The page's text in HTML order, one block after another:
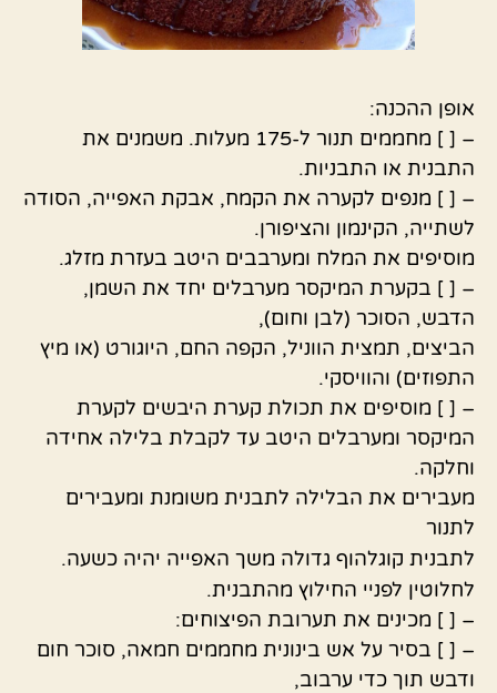
אופן ההכנה:
– [ ] מחממים תנור ל-175 מעלות. משמנים את
התבנית או התבניות.
– [ ] מנפים לקערה את הקמח, אבקת האפייה, הסודה
לשתייה, הקינמון והציפורן.
מוסיפים את המלח ומערבבים היטב בעזרת מזלג.
– [ ] בקערת המיקסר מערבלים יחד את השמן,
הדבש, הסוכר (לבן וחום),
הביצים, תמצית הווניל, הקפה החם, היוגורט (או מיץ
התפוזים) והוויסקי.
– [ ] מוסיפים את תכולת קערת היבשים לקערת
המיקסר ומערבלים היטב עד לקבלת בלילה אחידה
וחלקה.
מעבירים את הבלילה לתבנית משומנת ומעבירים
לתנור
לתבנית קוגלהוף גדולה משך האפייה יהיה כשעה.
לחלוטין לפניי החילוץ מהתבנית.
– [ ] מכינים את תערובת הפיצוחים:
– [ ] בסיר על אש בינונית מחממים חמאה, סוכר חום
ודבש תוך כדי ערבוב,